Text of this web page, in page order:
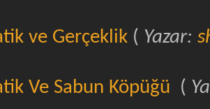
ve Gerçeklik( Yazar:
Ve Sabun Köpüğü (